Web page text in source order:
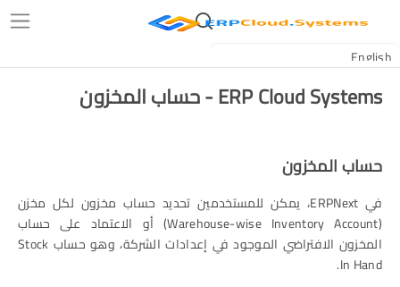
ERP Cloud Systems - حساب المخزون
حساب المخزون
في ERPNext، يمكن للمستخدمين تحديد حساب مخزون لكل مخزن
(Warehouse-wise Inventory Account) أو الاعتماد على حساب
المخزون الافتراضي الموجود في إعدادات الشركة، وهو حساب Stock
In Hand.